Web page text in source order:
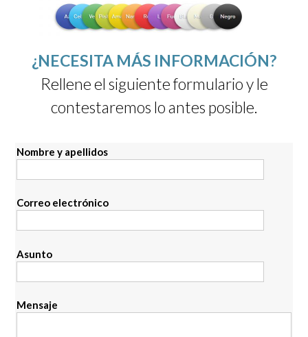
¿NECESITA MÁS INFORMACIÓN?
Rellene el siguiente formulario y le
contestaremos lo antes posible.
Nombre y apellidos
Correo electrónico
Asunto
Mensaje